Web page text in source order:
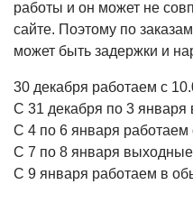
работы и он может не
сайте. Поэтому по
может быть задержки и
30 декабря работаем с
С 31 декабря по 3
С 4 по 6 января работаем
С 7 по 8 января выходные
С 9 января работаем в